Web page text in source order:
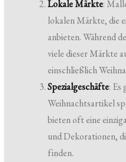
Lokale Märkte:
lokalen Märkte, die
anbieten. Während
viele dieser Märkte
einschließlich
Spezialgeschäfte: Es
Weihnachtsartikel
bieten oft eine
und Dekorationen,
finden.